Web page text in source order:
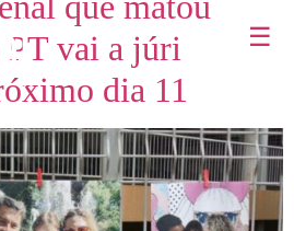
☰
vai a júri
dia 11